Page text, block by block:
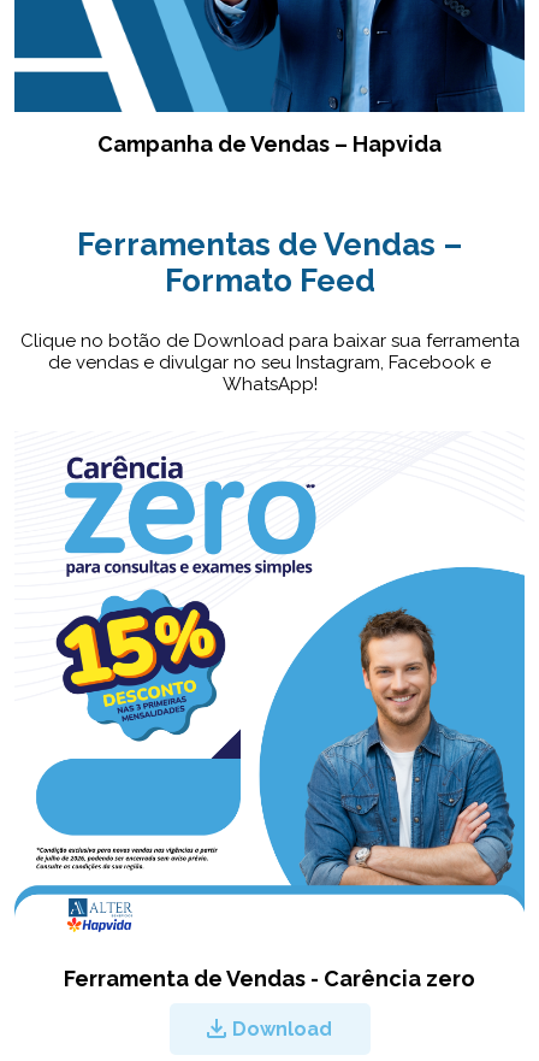
Campanha de Vendas – Hapvida
Ferramentas de Vendas –
Formato Feed
Clique no botão de Download para baixar sua ferramenta
de vendas e divulgar no seu Instagram, Facebook e
WhatsApp!
Ferramenta de Vendas - Carência zero
Download